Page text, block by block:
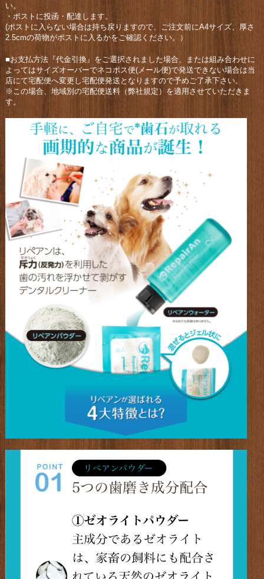
い。
・ポストに投函・配達します。
(ポストに入らない場合は持ち戻りますので、ご注文前にA4サイズ、厚さ
2.5cmの荷物がポストに入るかをご確認ください。）
■お支払方法『代金引換』をご選択されました場合、または組み合わせに
よってはサイズオーバーでネコポス便(メール便)で発送できない場合は当
店にて宅配便へ変更し宅配便発送となりますので予めご了承下さい。
※この場合、地域別の宅配便送料（弊社規定）を適用させていただきま
す。